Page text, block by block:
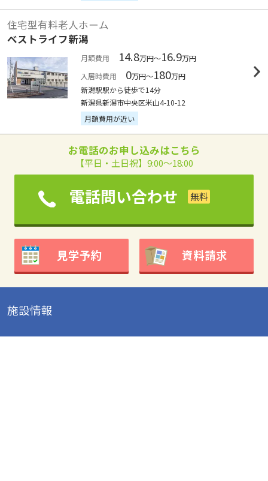
住宅型有料老人ホーム
ベストライフ新潟
月額費用 14.8万円～16.9万円
入居時費用
0万円～180万円
新潟駅駅から徒歩で14分
新潟県新潟市中央区米山4-10-12
月額費用が近い
お電話のお申し込みはこちら
【平日・土日祝】9:00～18:00
電話問い合わせ
見学予約 資料請求
施設情報